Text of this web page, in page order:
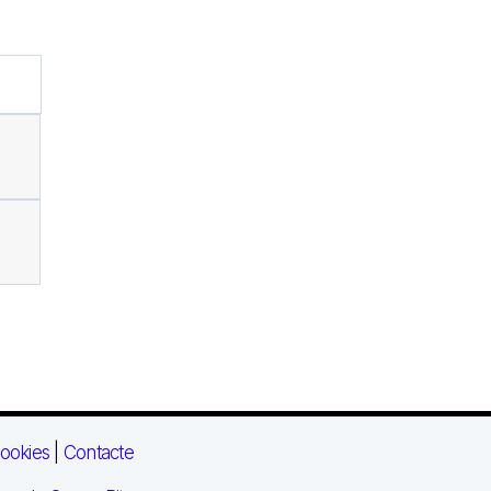
Contacte